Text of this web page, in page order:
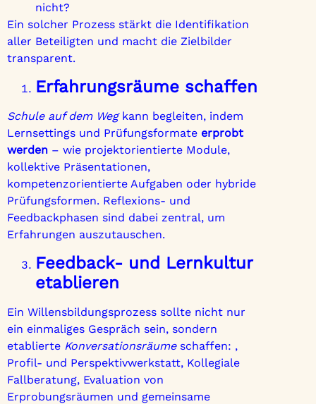
nicht?
Ein solcher Prozess stärkt die Identifikation
aller Beteiligten und macht die Zielbilder
transparent.
Erfahrungsräume schaffen
Schule auf dem Wegkann begleiten, indem
Lernsettings und Prüfungsformate erprobt
werden – wie projektorientierte Module,
kollektive Präsentationen,
kompetenzorientierte Aufgaben oder hybride
Prüfungsformen. Reflexions- und
Feedbackphasen sind dabei zentral, um
Erfahrungen auszutauschen.
Feedback- und Lernkultur
etablieren
Ein Willensbildungsprozess sollte nicht nur
ein einmaliges Gespräch sein, sondern
etablierte Konversationsräumeschaffen: ,
Profil- und Perspektivwerkstatt, Kollegiale
Fallberatung, Evaluation von
Erprobungsräumen und gemeinsame